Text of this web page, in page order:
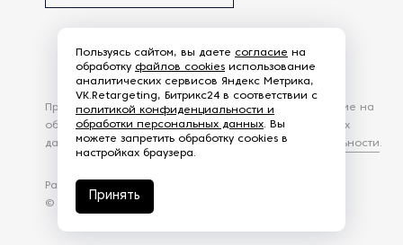
Разработка сайта —
© 2026 – Eurasia Group. Все права защищены
Продолжая использовать наш сайт, вы даете согласие на
обработку файлов Cookies и других пользовательских
данных, в соответствии сПолитикой конфиденциальности.
Пользуясь сайтом, вы даете согласие на
обработку файлов cookies использование
аналитических сервисов Яндекс Метрика,
VK.Retargeting, Битрикс24 в соответствии с
политикой конфиденциальности и
обработки персональных данных. Вы
можете запретить обработку cookies в
настройках браузера.
Принять